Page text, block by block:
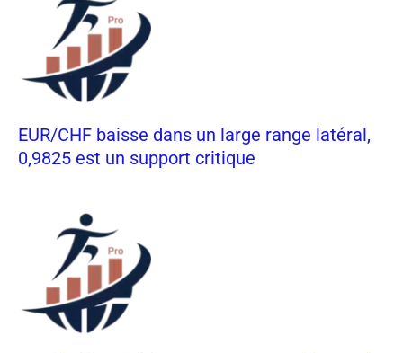
EUR/CHF baisse dans un large range latéral,
0,9825 est un support critique